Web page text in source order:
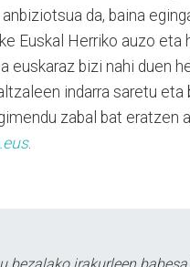
anbiziotsua da, baina
Euskal Herriko auzo
euskaraz bizi nahi duen
indarra saretu
zabal bat eratzen
.